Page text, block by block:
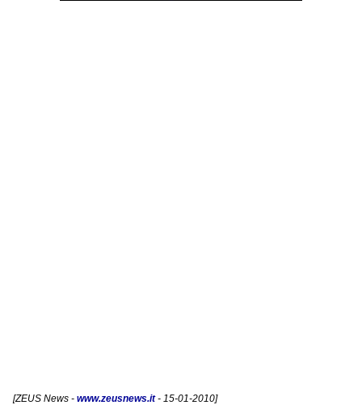
[ZEUS News - www.zeusnews.it- 15-01-2010]